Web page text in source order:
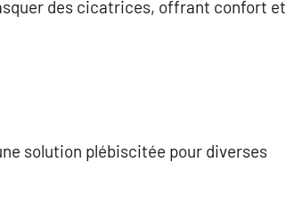
des cicatrices, offrant confort et
solution plébiscitée pour diverses